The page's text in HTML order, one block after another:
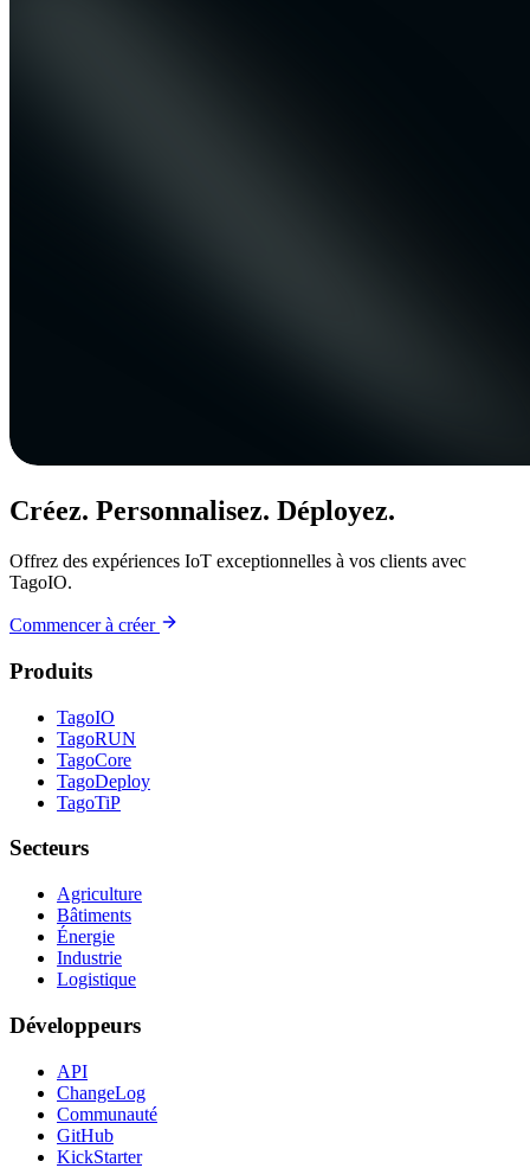
Créez. Personnalisez. Déployez.
Offrez des expériences IoT exceptionnelles à vos clients avec
TagoIO.
Commencer à créer
Produits
TagoIO
TagoRUN
TagoCore
TagoDeploy
TagoTiP
Secteurs
Agriculture
Bâtiments
Énergie
Industrie
Logistique
Développeurs
API
ChangeLog
Communauté
GitHub
KickStarter